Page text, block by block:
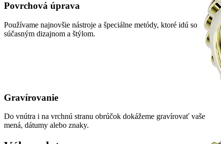
Povrchová úprava
Používame najnovšie nástroje a špeciálne metódy, ktoré idú so
súčasným dizajnom a štýlom.
Gravírovanie
Do vnútra i na vrchnú stranu obrúčok dokážeme gravírovať vaše
mená, dátumy alebo znaky.